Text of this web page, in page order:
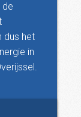
de
dus het
in